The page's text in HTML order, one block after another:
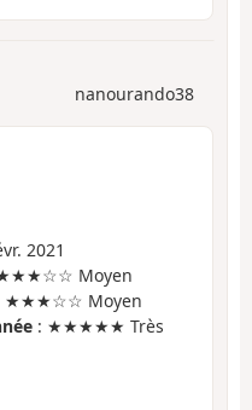
nanourando38
2021
Moyen
★★★☆☆ Moyen
: ★★★★★ Très